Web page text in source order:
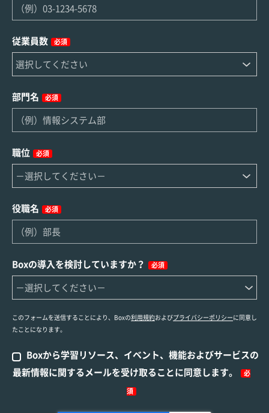
従業員数 必須
部門名 必須
職位 必須
役職名 必須
Boxの導入を検討していますか？ 必須
このフォームを送信することにより、Boxの利用規約およびプライバシーポリシーに同意し
たことになります。
Boxから学習リソース、イベント、機能およびサービスの
最新情報に関するメールを受け取ることに同意します。
必
須